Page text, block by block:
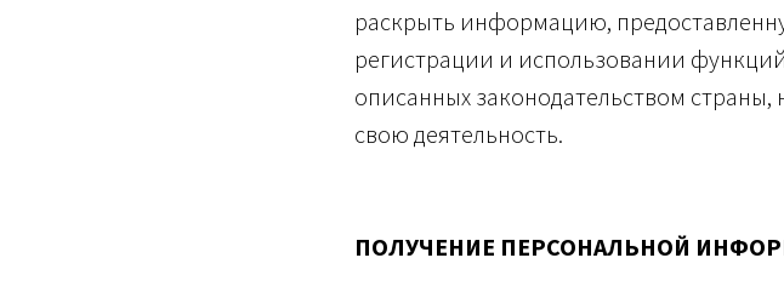
раскрыть информацию,
регистрации и использовании
описанных законодательством
свою деятельность.
ПОЛУЧЕНИЕ ПЕРСОНАЛЬНОЙ